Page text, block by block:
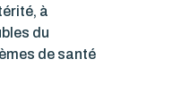
à
du
de santé